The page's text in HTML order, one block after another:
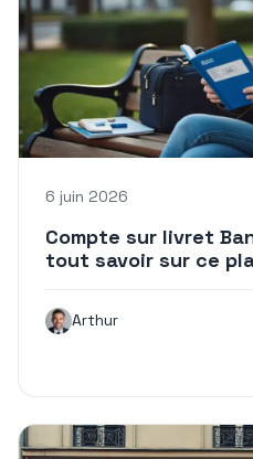
6 juin 2026
Compte sur livret
tout savoir sur ce
Arthur